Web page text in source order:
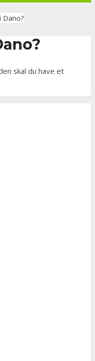
skal du have et